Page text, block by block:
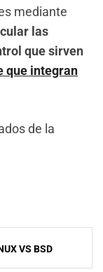
mediante
las
que sirven
que integran
de la
VS BSD